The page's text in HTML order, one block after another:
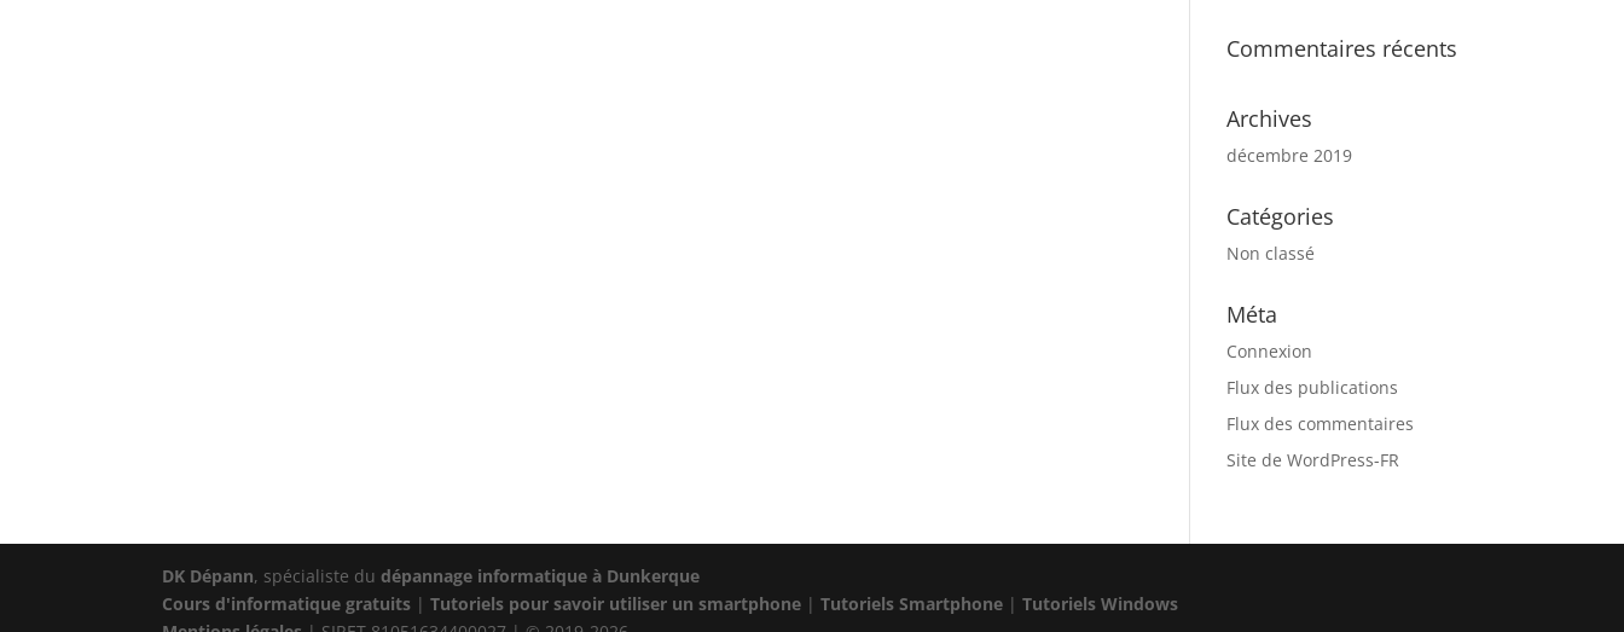
Commentaires récents
Archives
décembre 2019
Catégories
Non classé
Méta
Connexion
Flux des publications
Flux des commentaires
Site de WordPress-FR
DK Dépann, spécialiste dudépannage informatique à Dunkerque
Cours d'informatique gratuits |Tutoriels pour savoir utiliser un smartphone |Tutoriels Smartphone |Tutoriels Windows